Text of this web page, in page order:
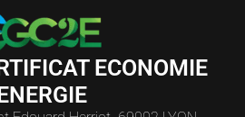
ECONOMIE